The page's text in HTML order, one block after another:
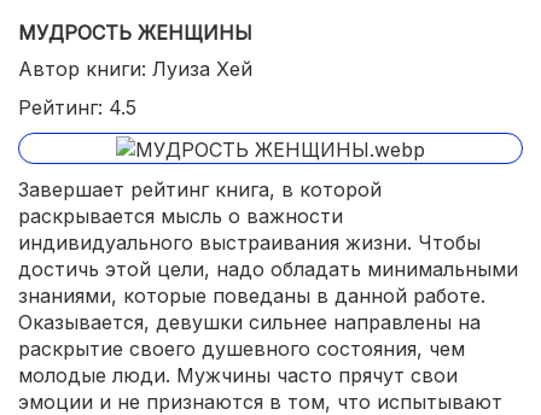
МУДРОСТЬ ЖЕНЩИНЫ
Автор книги: Луиза Хей
Рейтинг: 4.5
Завершает рейтинг книга, в которой
раскрывается мысль о важности
индивидуального выстраивания жизни. Чтобы
достичь этой цели, надо обладать минимальными
знаниями, которые поведаны в данной работе.
Оказывается, девушки сильнее направлены на
раскрытие своего душевного состояния, чем
молодые люди. Мужчины часто прячут свои
эмоции и не признаются в том, что испытывают